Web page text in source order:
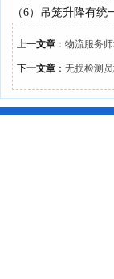
（6）吊笼升降有
上一文章 ： 物流服务
下一文章 ： 无损检测